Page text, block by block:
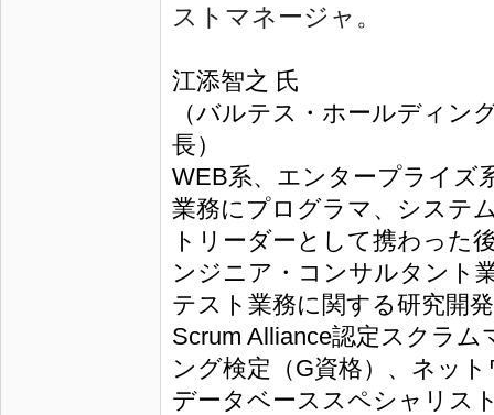
ストマネージャ。
江添智之 氏
（バルテス・ホールディン
長）
WEB系、エンタープライズ
業務にプログラマ、システ
トリーダーとして携わった
ンジニア・コンサルタント
テスト業務に関する研究開
Scrum Alliance認定スクラ
ング検定（G資格）、ネッ
データベーススペシャリス